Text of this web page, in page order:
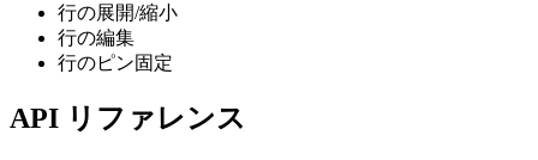
行の展開/縮小
行の編集
行のピン固定
API リファレンス